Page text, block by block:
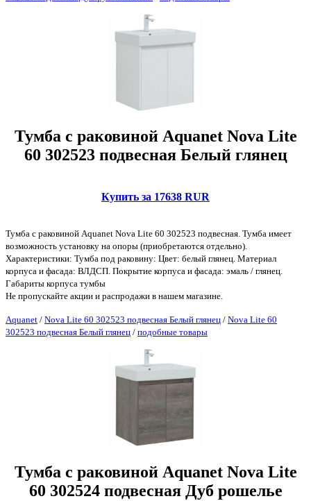
Тумба с раковиной Aquanet Nova Lite
60 302523 подвесная Белый глянец
Купить за 17638 RUR
Тумба с раковиной Aquanet Nova Lite 60 302523 подвесная. Тумба имеет
возможность установку на опоры (приобретаются отдельно).
Характеристики: Тумба под раковину: Цвет: белый глянец. Материал
корпуса и фасада: ВЛДСП. Покрытие корпуса и фасада: эмаль / глянец.
Габариты корпуса тумбы
Не пропускайте акции и распродажи в нашем магазине.
Aquanet / Nova Lite 60 302523 подвесная Белый глянец / Nova Lite 60
302523 подвесная Белый глянец / подобные товары
Тумба с раковиной Aquanet Nova Lite
60 302524 подвесная Дуб рошелье